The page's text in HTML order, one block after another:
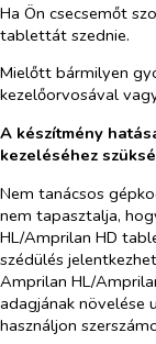
Ha Ön csecsemőt
tablettát szednie.
Mielőtt bármilyen
kezelőorvosával
A készítmény
kezeléséhez
Nem tanácsos
nem tapasztalja,
HL/Amprilan HD
szédülés
Amprilan HL/
adagjának növelése
használjon